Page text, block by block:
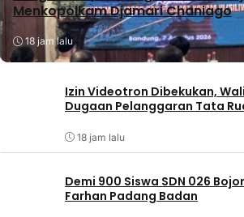
Menkopolkam Djamari Chaniago
18 jam lalu
Izin Videotron Dibekukan,
Dugaan Pelanggaran Tata
18 jam lalu
Demi 900 Siswa SDN 026
Farhan Padang Badan